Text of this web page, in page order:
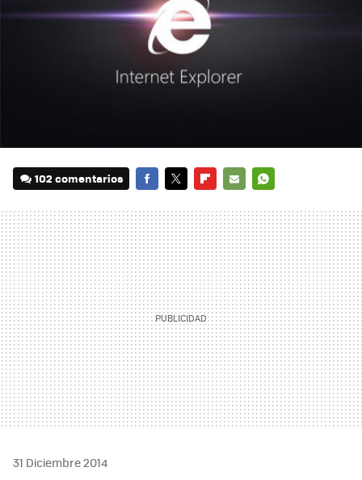
102 comentarios
MAIL
31 Diciembre 2014